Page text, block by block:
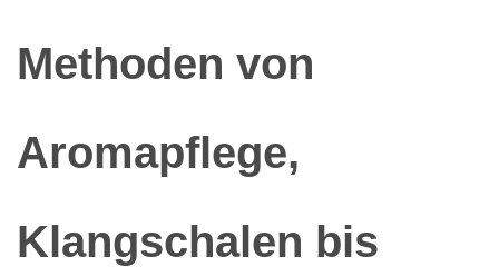
Methoden von
Aromapflege,
Klangschalen bis